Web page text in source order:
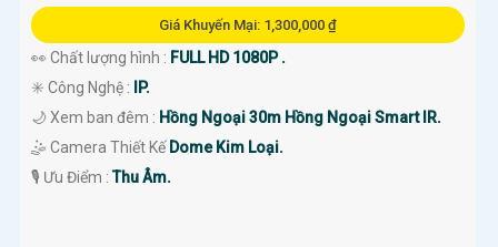
Giá Khuyến Mại: 1,300,000 ₫
👀 Chất lượng hình : FULL HD 1080P .
✳️ Công Nghệ :
IP.
🌙 Xem ban đêm : Hồng Ngoại 30m Hồng Ngoại Smart IR.
🤹 Camera Thiết Kế Dome Kim Loại.
️🎙 Ưu Điểm :Thu Âm.